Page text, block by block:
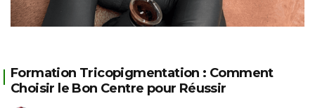
Formation Tricopigmentation : Comment
Choisir le Bon Centre pour Réussir